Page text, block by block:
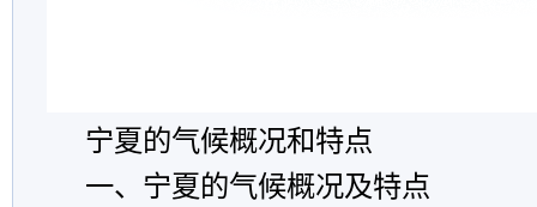
宁夏的气候概况和特点
一、宁夏的气候概况及特点